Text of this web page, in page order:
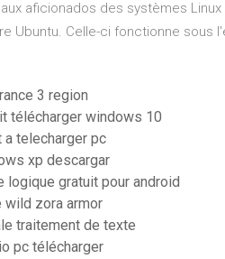
aficionados des systèmes
Ubuntu. Celle-ci fonctionne sous
3 region
télécharger windows 10
a telecharger pc
xp descargar
logique gratuit pour android
wild zora armor
traitement de texte
pc télécharger